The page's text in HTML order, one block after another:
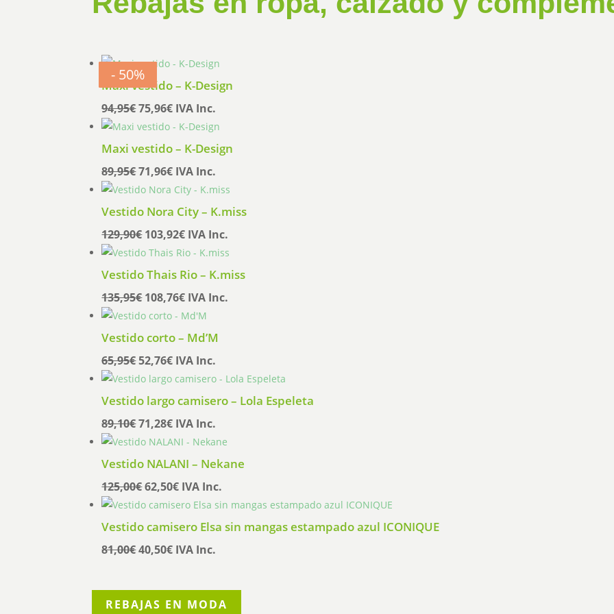
- 20%
Maxi vestido – K-Design
94,95€El
precio
original
94,95€.
75,96€El
precio
actual
75,96€.
IVA Inc.
- 20%
Maxi vestido – K-Design
89,95€El
precio
original
89,95€.
71,96€El
precio
actual
71,96€.
IVA Inc.
- 20%
Vestido Nora City – K.miss
129,90€ El
precio
original
129,90€.
103,92€El
precio
actual
103,92€.
IVA Inc.
- 20%
Vestido Thais Rio – K.miss
135,95€ El
precio
original
135,95€.
108,76€El
precio
actual
108,76€.
IVA Inc.
- 20%
Vestido corto – Md’M
65,95€El
precio
original
65,95€.
52,76€El
precio
actual
52,76€.
IVA Inc.
- 20%
Vestido largo camisero – Lola Espeleta
89,10€El
precio
original
89,10€.
71,28€El
precio
actual
71,28€.
IVA Inc.
- 50%
Vestido NALANI – Nekane
125,00€El
precio
original
125,00€.
62,50€El
precio
actual
62,50€.
IVA Inc.
- 50%
Vestido camisero Elsa sin mangas estampado azul ICONIQUE
81,00€El
era:
40,50€El
es:
IVA Inc.
REBAJAS EN MODA